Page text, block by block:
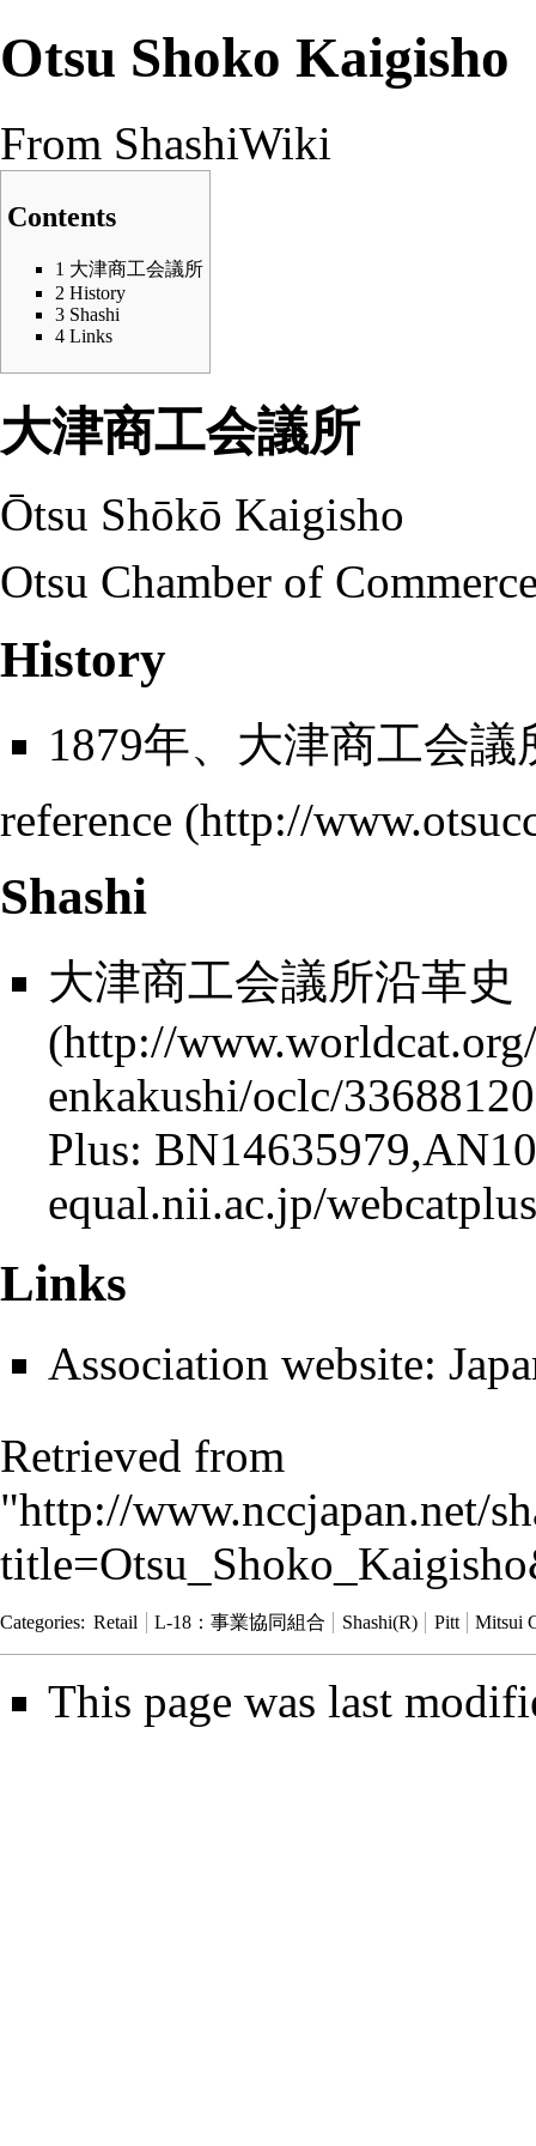
Otsu Shoko Kaigisho
From ShashiWiki
Contents
1 大津商工会議所
2 History
3 Shashi
4 Links
大津商工会議所
Ōtsu Shōkō Kaigisho
Otsu Chamber of
History
1879年、大津商工会
reference
Shashi
大津商工会議所沿革
Plus:
Links
Association website:
Retrieved from
"http://www.nccjapan.net/
Categories: Retail L-18：事業協同組合 Shashi(R) Pitt Mitsui
This page was last